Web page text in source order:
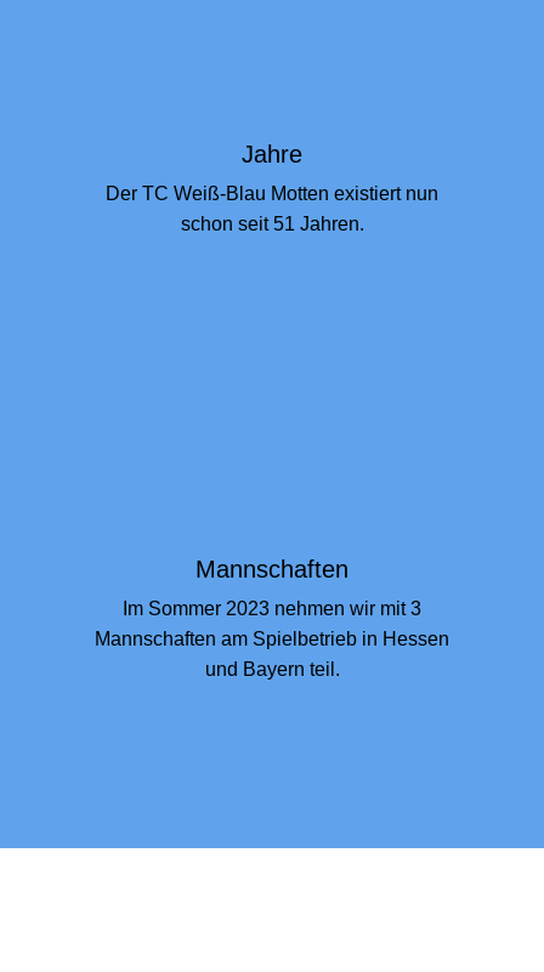
Jahre
Der TC Weiß-Blau Motten existiert nun
schon seit 51 Jahren.
Mannschaften
Im Sommer 2023 nehmen wir mit 3
Mannschaften am Spielbetrieb in Hessen
und Bayern teil.